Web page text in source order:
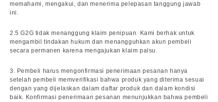
memahami, mengakui, dan menerima pelepasan tanggung jawab
ini.
2.5 G2G tidak menanggung klaim penipuan. Kami berhak untuk
mengambil tindakan hukum dan menangguhkan akun pembeli
secara permanen karena mengajukan klaim palsu.
3. Pembeli harus mengonfirmasi penerimaan pesanan hanya
setelah pembeli memverifikasi bahwa produk yang diterima sesuai
dengan yang dijelaskan dalam daftar produk dan dalam kondisi
baik. Konfirmasi penerimaan pesanan menunjukkan bahwa pembeli